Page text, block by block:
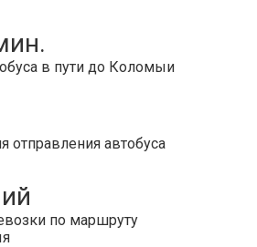
в пути до Коломыи
отправления автобуса
по маршруту